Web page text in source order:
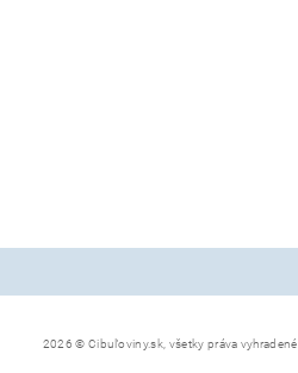
2026 © Cibuľoviny.sk, všetky práva vyhradené